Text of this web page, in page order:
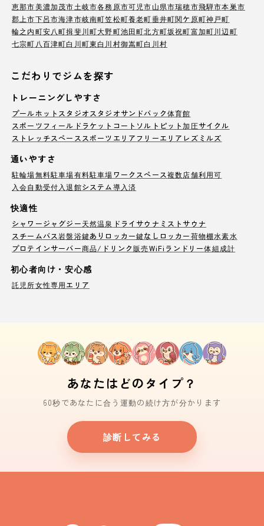
恵那市美濃加茂市土岐市各務原市可児市山県市瑞穂市飛騨市本巣市
郡上市下呂市海津市岐南町笠松町養老町垂井町関ケ原町神戸町
輪之内町安八町揖斐川町大野町池田町北方町坂祝町富加町川辺町
七宗町八百津町白川町東白川村御嵩町白川村
こだわりでジムを探す
トレーニングしやすさ
プールホットスタジオスタジオサンドバック体育館
スポーツフィールド ラケットコート ソルトピット加圧サイクル
ストレッチスペーススポーツエリア フリーエリア レズミルズ
通いやすさ
駐輪場無料駐車場有料駐車場ワークスペース複数店舗利用可
入会自動受付入退館システム導入済
快適性
シャワージャグジー天然温泉 ドライサウナ ミストサウナ
スチームバス岩盤浴鍵ありロッカー鍵なしロッカー荷物棚水素水
プロテインサーバー商品/ドリンク販売WiFi ランドリー体組成計
初心者向け・安心感
託児所女性専用エリア
あなたはどのタイプ？
60秒であなたに合う運動の続け方が分かります
診断してみる